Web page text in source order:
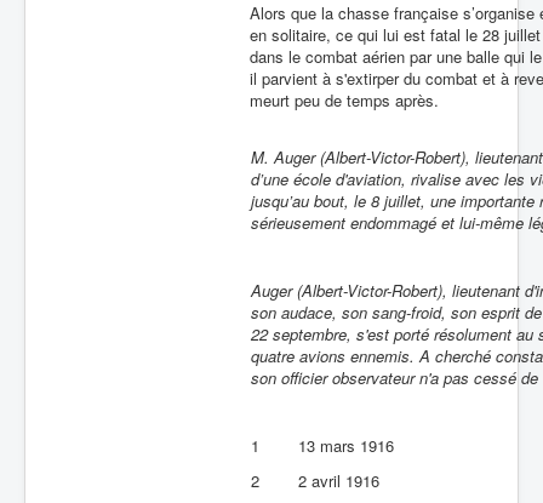
Alors que la chasse française
en solitaire, ce qui lui est fatal le 28
dans le combat aérien par une balle qui
il parvient à s'extirper du combat et à
meurt peu de temps après.
M. Auger (Albert-Victor-Robert),
d’une école d'aviation, rivalise avec les
jusqu’au bout, le 8 juillet, une
sérieusement endommagé et lui-même
Auger (Albert-Victor-Robert), lieutenant
son audace, son sang-froid, son esprit
22 septembre, s'est porté résolument
quatre avions ennemis. A cherché
son officier observateur n'a pas cessé
1
13 mars 1916
2
2 avril 1916